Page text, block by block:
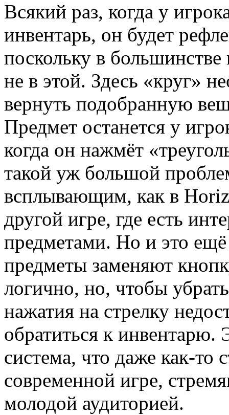
Всякий раз, когда у
инвентарь, он будет
поскольку в
не в этой. Здесь «круг»
вернуть подобранную
Предмет останется у
когда он нажмёт
такой уж большой
всплывающим, как в
другой игре, где есть
предметами. Но и это
предметы заменяют
логично, но, чтобы
нажатия на стрелку
обратиться к инвентарю.
система, что даже как-то
современной игре,
молодой аудиторией.